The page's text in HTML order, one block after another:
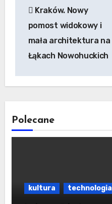
wpisu
Kraków. Nowy
pomost widokowy i
mała architektura na
Łąkach Nowohuckich
Polecane
kultura technologia